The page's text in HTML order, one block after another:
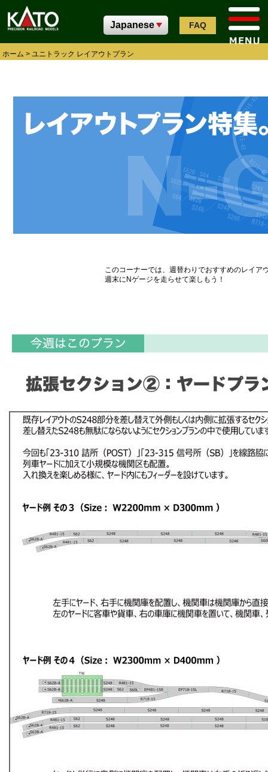
FAQ
ホーム > ユニトラック レイアウトプラン
このコーナーでは、週替わりでおすすめのレイア
週末にNゲージを走らせて楽しもう！